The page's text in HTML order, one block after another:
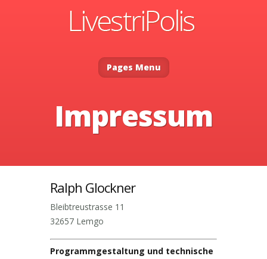
Pages Menu
Impressum
Ralph Glockner
Bleibtreustrasse 11
32657 Lemgo
Programmgestaltung und technische